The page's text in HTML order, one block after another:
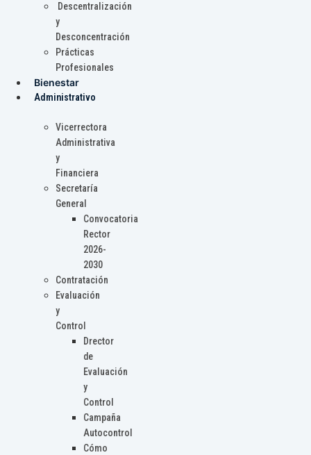
Descentralización
y
Desconcentración
Prácticas
Profesionales
Bienestar
Administrativo
Vicerrectora
Administrativa
y
Financiera
Secretaría
General
Convocatoria
Rector
2026-
2030
Contratación
Evaluación
y
Control
Drector
de
Evaluación
y
Control
Campaña
Autocontrol
Cómo